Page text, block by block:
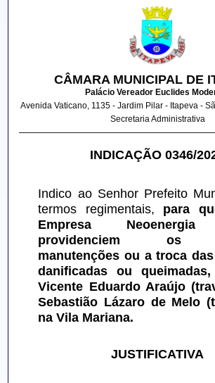
CÂMARA MUNICIPAL DE
Palácio Vereador Euclides
Avenida Vaticano, 1135 - Jardim Pilar - Itapeva -
Secretaria Administrativa
INDICAÇÃO 0346/
Indico ao Senhor Prefeito
termos regimentais, para
Empresa Neoenergia
providenciem os
manutenções ou a troca
danificadas ou
Vicente Eduardo Araújo
Sebastião Lázaro de Melo
na Vila Mariana.
JUSTIFICATIVA